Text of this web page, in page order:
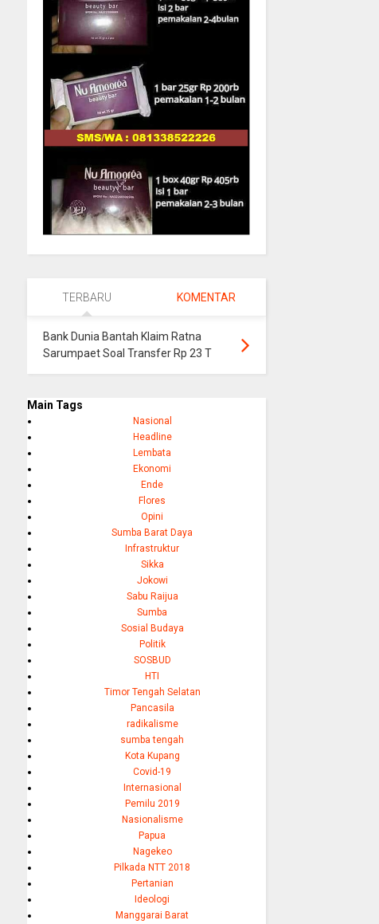
TERBARU KOMENTAR
Bank Dunia Bantah Klaim Ratna
Sarumpaet Soal Transfer Rp 23 T
Main Tags
Nasional
Headline
Lembata
Ekonomi
Ende
Flores
Opini
Sumba Barat Daya
Infrastruktur
Sikka
Jokowi
Sabu Raijua
Sumba
Sosial Budaya
Politik
SOSBUD
HTI
Timor Tengah Selatan
Pancasila
radikalisme
sumba tengah
Kota Kupang
Covid-19
Internasional
Pemilu 2019
Nasionalisme
Papua
Nagekeo
Pilkada NTT 2018
Pertanian
Ideologi
Manggarai Barat